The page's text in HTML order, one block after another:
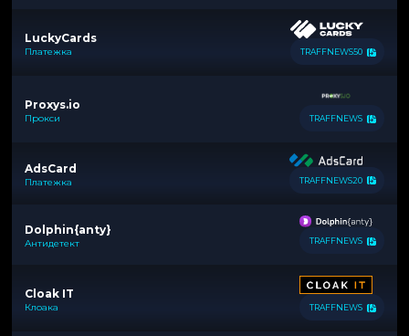
LuckyCards
Платежка TRAFFNEWS50
Proxys.io
Прокси TRAFFNEWS
AdsCard
Платежка TRAFFNEWS20
Dolphin{anty}
Антидетект TRAFFNEWS
Cloak IT
Клоака TRAFFNEWS